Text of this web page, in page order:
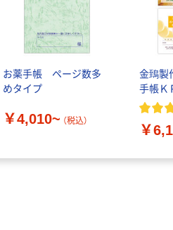
お薬手帳 ページ数多
めタイプ
￥4,010~ （税込）
金鵄製
手帳Ｋ
￥